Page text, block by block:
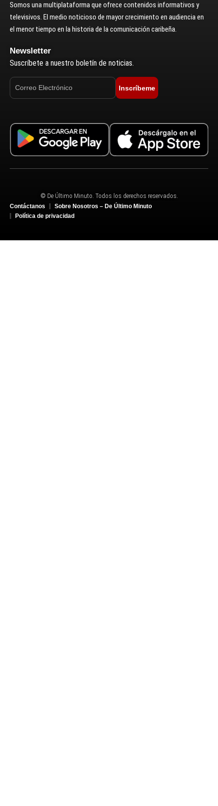
Somos una multiplataforma que ofrece contenidos informativos y
televisivos. El medio noticioso de mayor crecimiento en audiencia en
el menor tiempo en la historia de la comunicación caribeña.
Newsletter
Suscríbete a nuestro boletín de noticias.
Inscríbeme
© De Último Minuto. Todos los derechos reservados.
Contáctanos
Sobre Nosotros – De Último Minuto
Política de privacidad